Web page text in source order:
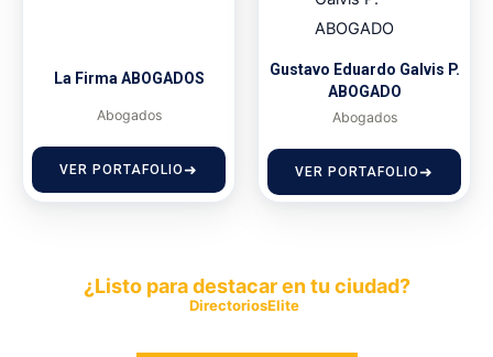
La Firma ABOGADOS
Abogados
VER PORTAFOLIO
Gustavo Eduardo Galvis P.
ABOGADO
Abogados
VER PORTAFOLIO
¿Listo para destacar en tu ciudad?
DirectoriosElite